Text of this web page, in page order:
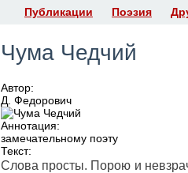
Публикации Поэзия
Чума Чедчий
Автор:
Д. Федорович
Аннотация:
замечательному поэту
Текст:
Слова просты. Порою и